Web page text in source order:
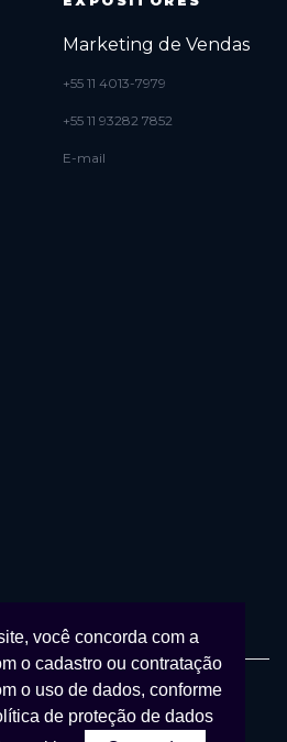
Marketing de Vendas
+55 11 4013-7979
+55 11 93282 7852
E-mail
Todos os direitos reservados.
Coporativosem parceria comFESPA
você concorda com a
o cadastro ou contratação
o uso de dados, conforme
de proteção de dados